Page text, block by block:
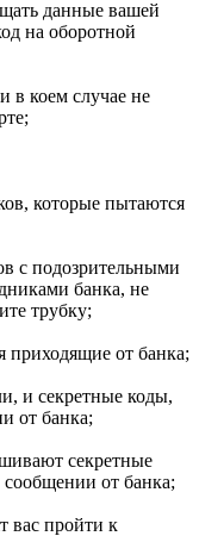
данные вашей
на оборотной
в коем случае не
которые пытаются
с подозрительными
банка, не
трубку;
от банка;
и секретные коды,
от банка;
секретные
от банка;
вас пройти к